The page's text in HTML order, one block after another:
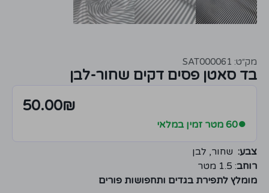
מק״ט: SAT000061
בד סאטן פסים דקים שחור-לבן
50.00₪
●60 מטר זמין במלאי
צבע: שחור, לבן
רוחב: 1.5 מטר
מומלץ לתפירת בגדים ותחפושות פורים